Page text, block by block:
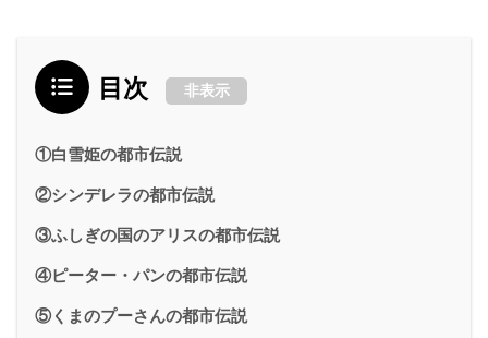
目次 非表示
①白雪姫の都市伝説
②シンデレラの都市伝説
③ふしぎの国のアリスの都市伝説
④ピーター・パンの都市伝説
⑤くまのプーさんの都市伝説